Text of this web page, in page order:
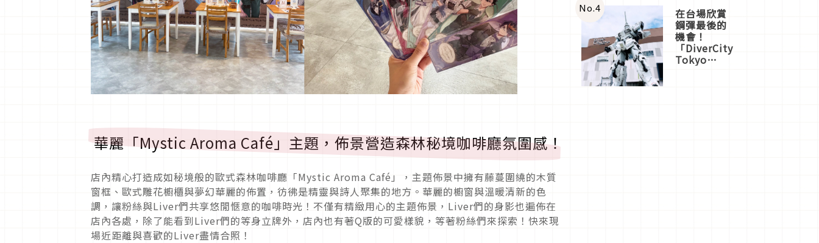
華麗「Mystic Aroma Café」主題，佈景營造森林秘境咖啡廳氛圍感！
店內精心打造成如秘境般的歐式森林咖啡廳「Mystic Aroma Café」，主題佈景中擁有藤蔓圍繞的木質
窗框、歐式雕花櫥櫃與夢幻華麗的佈置，彷彿是精靈與詩人聚集的地方。華麗的櫥窗與溫暖清新的色
調，讓粉絲與Liver們共享悠閒愜意的咖啡時光！不僅有精緻用心的主題佈景，Liver們的身影也遍佈在
店內各處，除了能看到Liver們的等身立牌外，店內也有著Q版的可愛樣貌，等著粉絲們來探索！快來現
場近距離與喜歡的Liver盡情合照！
No.4 在台場欣賞
鋼彈最後的
機會！
「DiverCity
Tokyo